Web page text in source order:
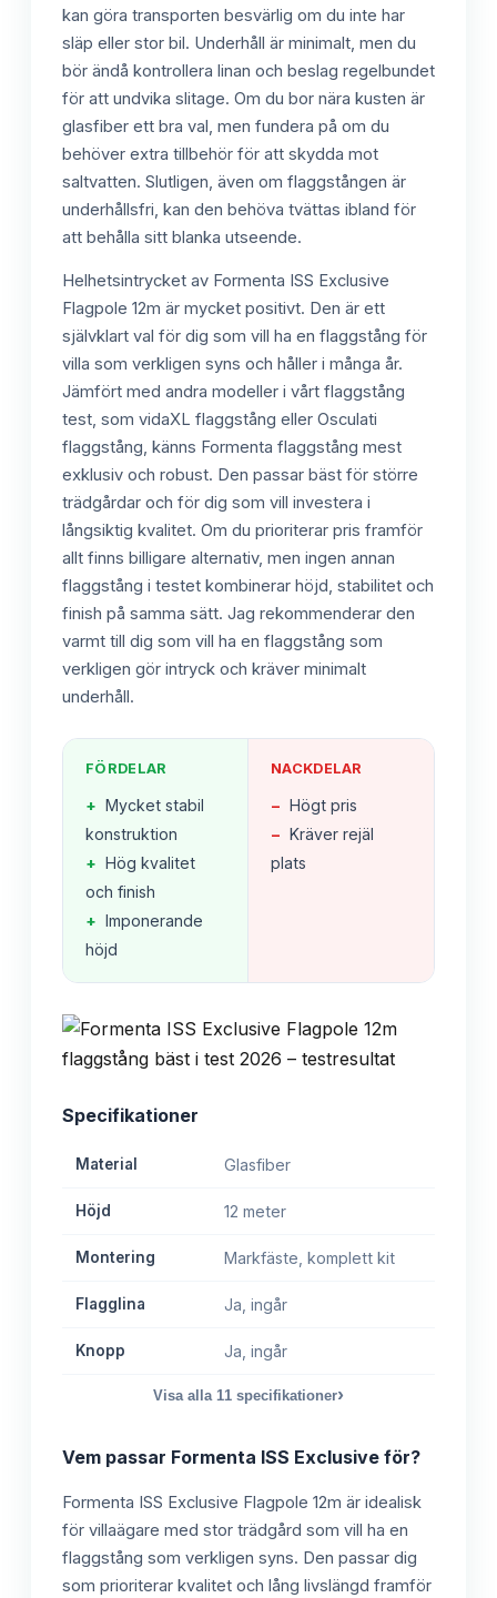
kan göra transporten besvärlig om du inte har
släp eller stor bil. Underhåll är minimalt, men du
bör ändå kontrollera linan och beslag regelbundet
för att undvika slitage. Om du bor nära kusten är
glasfiber ett bra val, men fundera på om du
behöver extra tillbehör för att skydda mot
saltvatten. Slutligen, även om flaggstången är
underhållsfri, kan den behöva tvättas ibland för
att behålla sitt blanka utseende.
Helhetsintrycket av Formenta ISS Exclusive
Flagpole 12m är mycket positivt. Den är ett
självklart val för dig som vill ha en flaggstång för
villa som verkligen syns och håller i många år.
Jämfört med andra modeller i vårt flaggstång
test, som vidaXL flaggstång eller Osculati
flaggstång, känns Formenta flaggstång mest
exklusiv och robust. Den passar bäst för större
trädgårdar och för dig som vill investera i
långsiktig kvalitet. Om du prioriterar pris framför
allt finns billigare alternativ, men ingen annan
flaggstång i testet kombinerar höjd, stabilitet och
finish på samma sätt. Jag rekommenderar den
varmt till dig som vill ha en flaggstång som
verkligen gör intryck och kräver minimalt
underhåll.
FÖRDELAR
+ Mycket stabil
konstruktion
+ Hög kvalitet
och finish
+ Imponerande
höjd
NACKDELAR
− Högt pris
− Kräver rejäl
plats
Specifikationer
Material Glasfiber
Höjd 12 meter
Montering Markfäste, komplett kit
Flagglina Ja, ingår
Knopp Ja, ingår
Visa alla 11 specifikationer›
Vem passar Formenta ISS Exclusive för?
Formenta ISS Exclusive Flagpole 12m är idealisk
för villaägare med stor trädgård som vill ha en
flaggstång som verkligen syns. Den passar dig
som prioriterar kvalitet och lång livslängd framför